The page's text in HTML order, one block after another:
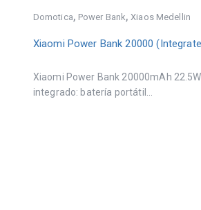
Domotica, Power Bank,Xiaos Medellin
Xiaomi Power Bank 20000
Xiaomi Power Bank 20000mAh
integrado: batería portátil...